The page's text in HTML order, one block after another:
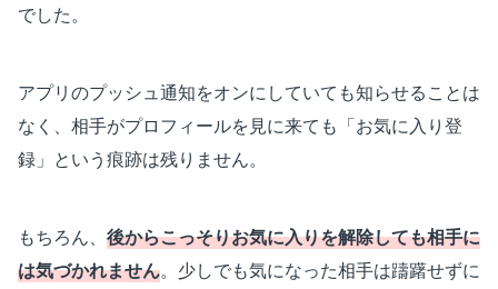
でした。
アプリのプッシュ通知をオンにしていても知らせることは
なく、相手がプロフィールを見に来ても「お気に入り登
録」という痕跡は残りません。
もちろん、 後からこっそりお気に入りを解除しても相手に
は気づかれません。少しでも気になった相手は躊躇せずに